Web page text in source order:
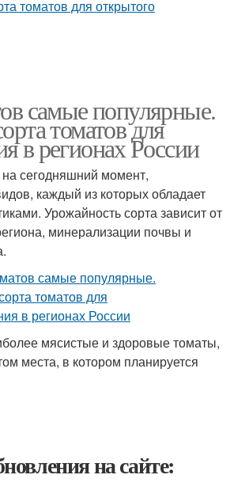
самые популярные.
томатов для
в регионах России
сегодняшний момент,
каждый из которых обладает
Урожайность сорта зависит от
минерализации почвы и
мясистые и здоровые томаты,
места, в котором планируется
на сайте: